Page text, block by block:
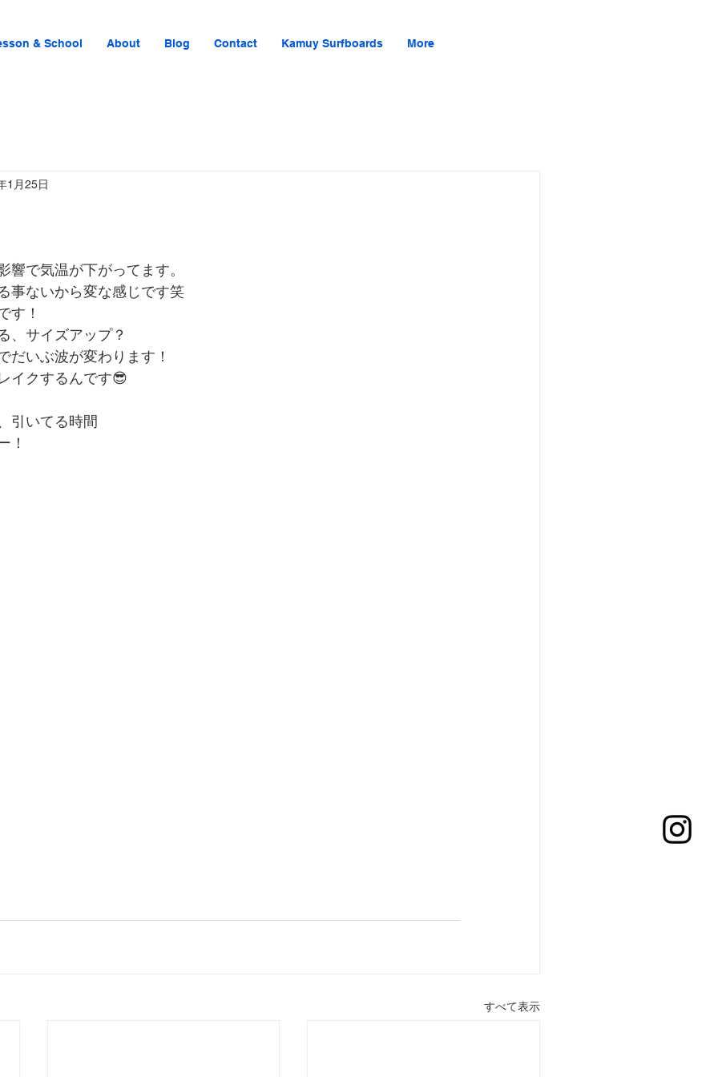
& School About Blog Contact Kamuy Surfboards More
1月25日
響で気温が下がってます。
事ないから変な感じです笑
す！
、サイズアップ？
だいぶ波が変わります！
イクするんです😎
引いてる時間
！
すべて表示